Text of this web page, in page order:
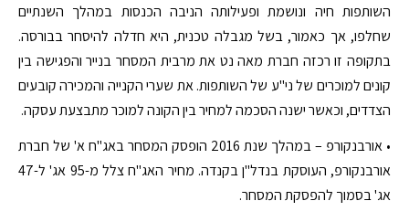
השותפות חיה ונושמת ופעילותה הניבה הכנסות במהלך השנתיים
שחלפו, אך כאמור, בשל מגבלה טכנית, היא חדלה להיסחר בבורסה.
בתקופה זו רכזה חברת מאה נט את מרבית המסחר בנייר והפגישה בין
קונים למוכרים של ני"ע של השותפות. את שערי הקנייה והמכירה קובעים
הצדדים, וכאשר ישנה הסכמה למחיר בין הקונה למוכר מתבצעת עסקה.
• אורבנקורפ – במהלך שנת 2016 הופסק המסחר באג"ח א' של חברת
אורבנקורפ, העוסקת בנדל"ן בקנדה. מחיר האג"ח צלל מ-95 אג' ל-47
אג' בסמוך להפסקת המסחר.